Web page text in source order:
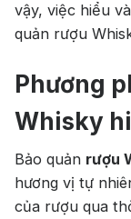
vậy, việc hiểu
quản rượu
Phương
Whisky
Bảo quản rượu
hương vị tự
của rượu qua